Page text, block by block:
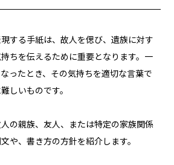
する手紙は、故人を偲び、遺族に対す
ちを伝えるために重要となります。一
ったとき、その気持ちを適切な言葉で
しいものです。
の親族、友人、または特定の家族関係
や、書き方の方針を紹介します。